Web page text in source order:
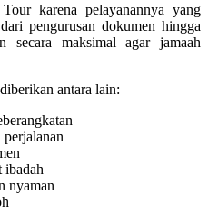
karena pelayanannya yang
pengurusan dokumen hingga
secara maksimal agar jamaah
antara lain:
perjalanan
ibadah
nyaman